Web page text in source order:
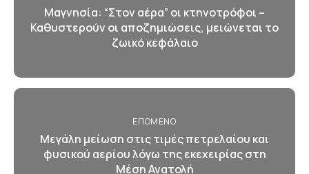
Μαγνησία: “Στον αέρα” οι κτηνοτρόφοι –
Καθυστερούν οι αποζημιώσεις, μειώνεται το
ζωικό κεφάλαιο
ΕΠΌΜΕΝΟ
Μεγάλη μείωση στις τιμές πετρελαίου και
φυσικού αερίου λόγω της εκεχειρίας στη
Μέση Ανατολή